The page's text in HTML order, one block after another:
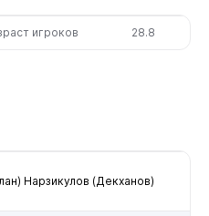
игроков 28.8
Нарзикулов (Декханов)